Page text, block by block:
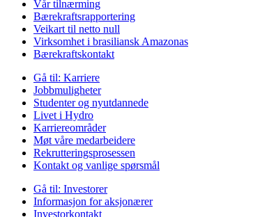
Vår tilnærming
Bærekraftsrapportering
Veikart til netto null
Virksomhet i brasiliansk Amazonas
Bærekraftskontakt
Gå til: Karriere
Jobbmuligheter
Studenter og nyutdannede
Livet i Hydro
Karriereområder
Møt våre medarbeidere
Rekrutteringsprosessen
Kontakt og vanlige spørsmål
Gå til: Investorer
Informasjon for aksjonærer
Investorkontakt